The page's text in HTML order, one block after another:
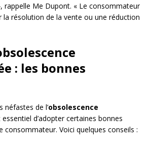
rappelle Me Dupont. « Le consommateur
la résolution de la vente ou une réduction
: les bonnes
néfastes de l’obsolescence
essentiel d’adopter certaines bonnes
consommateur. Voici quelques conseils :